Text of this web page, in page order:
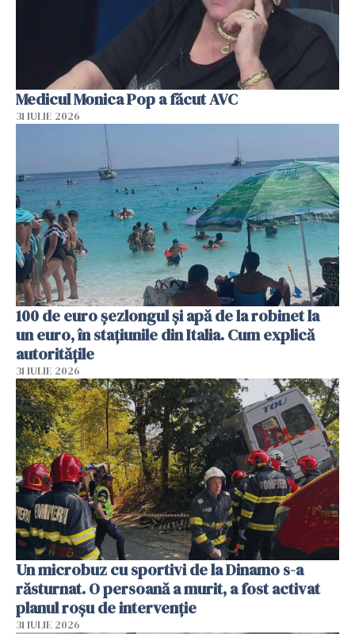
Medicul Monica Pop a făcut AVC
31 IULIE 2026
100 de euro șezlongul și apă de la robinet la
un euro, în stațiunile din Italia. Cum explică
autoritățile
31 IULIE 2026
Un microbuz cu sportivi de la Dinamo s-a
răsturnat. O persoană a murit, a fost activat
planul roșu de intervenție
31 IULIE 2026